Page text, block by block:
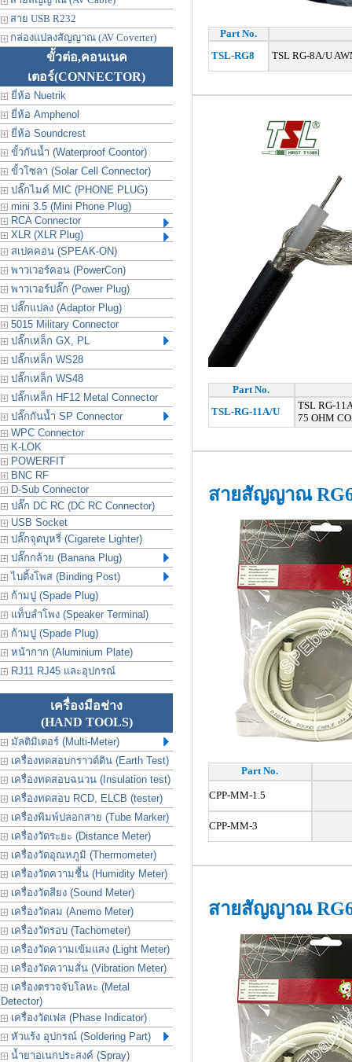
สาย USB R232
กล่องแปลงสัญญาณ (AV Coverter)
ขั้วต่อ,คอนเนค
เตอร์(CONNECTOR)
ยี่ห้อ Nuetrik
ยี่ห้อ Amphenol
ยี่ห้อ Soundcrest
ขั้วกันน้ำ (Waterproof Coontor)
ขั้วโซลา (Solar Cell Connector)
ปลั๊กไมค์ MIC (PHONE PLUG)
mini 3.5 (Mini Phone Plug)
RCA Connector
XLR (XLR Plug)
สเปคคอน (SPEAK-ON)
พาวเวอร์คอน (PowerCon)
พาวเวอร์ปลั๊ก (Power Plug)
ปลั๊กแปลง (Adaptor Plug)
5015 Military Connector
ปลั๊กเหล็ก GX, PL
ปลั๊กเหล็ก WS28
ปลั๊กเหล็ก WS48
ปลั๊กเหล็ก HF12 Metal Connector
ปลั๊กกันน้ำ SP Connector
WPC Connector
K-LOK
POWERFIT
BNC RF
D-Sub Connector
ปลั๊ก DC RC (DC RC Connector)
USB Socket
ปลั๊กจุดบุหรี่ (Cigarete Lighter)
ปลั๊กกล้วย (Banana Plug)
ไบดิ้งโพส (Binding Post)
ก้ามปู (Spade Plug)
แท็บลำโพง (Speaker Terminal)
ก้ามปู (Spade Plug)
หน้ากาก (Aluminium Plate)
RJ11 RJ45 และอุปกรณ์
เครื่องมือช่าง
(HAND TOOLS)
มัลติมิเตอร์ (Multi-Meter)
เครื่องทดสอบกราวด์ดิน (Earth Test)
เครื่องทดสอบฉนวน (Insulation test)
เครื่องทดสอบ RCD, ELCB (tester)
เครื่องพิมพ์ปลอกสาย (Tube Marker)
เครื่องวัดระยะ (Distance Meter)
เครื่องวัดอุณหภูมิ (Thermometer)
เครื่องวัดความชื้น (Humidity Meter)
เครื่องวัดสียง (Sound Meter)
เครื่องวัดลม (Anemo Meter)
เครื่องวัดรอบ (Tachometer)
เครื่องวัดความเข้มแสง (Light Meter)
เครื่องวัดความสั่น (Vibration Meter)
เครื่องตรวจจับโลหะ (Metal
Detector)
เครื่องวัดเฟส (Phase Indicator)
หัวแร้ง อุปกรณ์ (Soldering Part)
น้ำยาอเนกประสงค์ (Spray)
Part No.
TSL-RG8
TSL RG-8A/U
Part No.
TSL-RG-11A/U
TSL RG-
75 OHM
สายสัญญาณ
Part No.
CPP-MM-1.5
CPP-MM-3
สายสัญญาณ